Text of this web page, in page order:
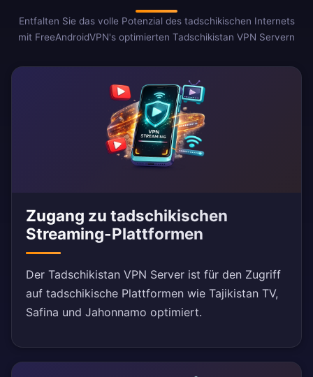
Entfalten Sie das volle Potenzial des tadschikischen Internets
mit FreeAndroidVPN's optimierten Tadschikistan VPN Servern
Zugang zu tadschikischen
Streaming-Plattformen
Der Tadschikistan VPN Server ist für den Zugriff
auf tadschikische Plattformen wie Tajikistan TV,
Safina und Jahonnamo optimiert.